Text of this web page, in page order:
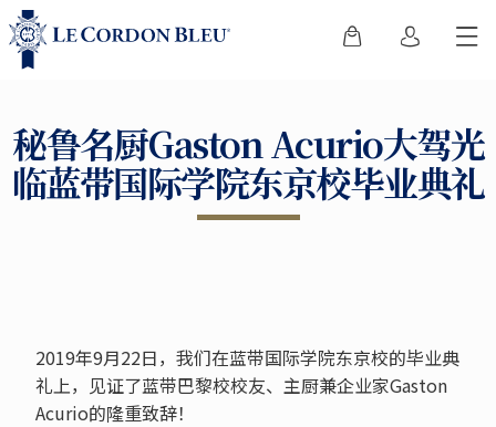
秘鲁名厨Gaston Acurio大驾光
临蓝带国际学院东京校毕业典礼
2019年9月22日，我们在蓝带国际学院东京校的毕业典
礼上，见证了蓝带巴黎校校友、主厨兼企业家Gaston
Acurio的隆重致辞！